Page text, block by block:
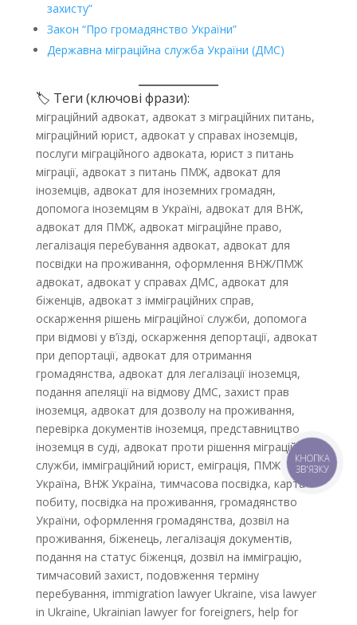
захисту”
Закон “Про громадянство України”
Державна міграційна служба України (ДМС)
🏷️ Теги (ключові фрази):
міграційний адвокат, адвокат з міграційних питань,
міграційний юрист, адвокат у справах іноземців,
послуги міграційного адвоката, юрист з питань
міграції, адвокат з питань ПМЖ, адвокат для
іноземців, адвокат для іноземних громадян,
допомога іноземцям в Україні, адвокат для ВНЖ,
адвокат для ПМЖ, адвокат міграційне право,
легалізація перебування адвокат, адвокат для
посвідки на проживання, оформлення ВНЖ/ПМЖ
адвокат, адвокат у справах ДМС, адвокат для
біженців, адвокат з імміграційних справ,
оскарження рішень міграційної служби, допомога
при відмові у в’їзді, оскарження депортації, адвокат
при депортації, адвокат для отримання
громадянства, адвокат для легалізації іноземця,
подання апеляції на відмову ДМС, захист прав
іноземця, адвокат для дозволу на проживання,
перевірка документів іноземця, представництво
іноземця в суді, адвокат проти рішення міграційної
служби, імміграційний юрист, еміграція, ПМЖ
Україна, ВНЖ Україна, тимчасова посвідка, карта
побиту, посвідка на проживання, громадянство
України, оформлення громадянства, дозвіл на
проживання, біженець, легалізація документів,
подання на статус біженця, дозвіл на імміграцію,
тимчасовий захист, подовження терміну
перебування, immigration lawyer Ukraine, visa lawyer
in Ukraine, Ukrainian lawyer for foreigners, help for
КНОПКА
ЗВ'ЯЗКУ